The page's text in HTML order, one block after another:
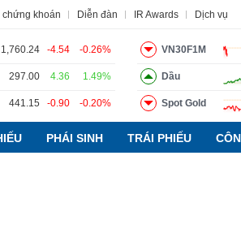
khoán Diễn đàn IR Awards Dịch vụ
1,760.24 -4.54 -0.26%
297.00 4.36 1.49%
441.15 -0.90 -0.20%
VN30F1M
Dầu
Spot Gold
PHÁI SINH TRÁI PHIẾU
Tin tức Báo cáo phân tích